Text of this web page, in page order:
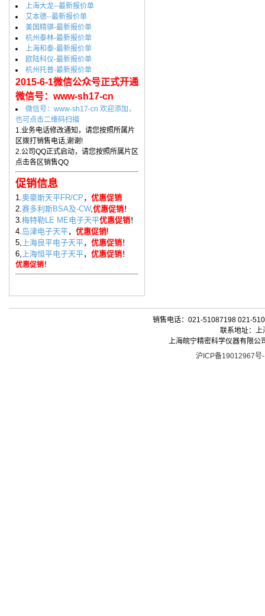
上海大龙--最新报价单
艾本德--最新报价单
美国精骐-最新报价单
杭州泰林-最新报价单
上海和泰-最新报价单
欧陆科仪-最新报价单
杭州托普-最新报价单
2015-6-1微信公众号正式开通
微信号：www-sh17-cn
微信号：www-sh17-cn 欢迎添加，
也可点击二维码扫描
1.业务电话修改通知，请您按照所属片
区拨打销售电话,谢谢!
2.公司QQ正式启动，请您按照所属片区
点击各区销售QQ
促销信息
1. 奥豪斯天平FR/CP ， 优惠促销
2. 赛多利斯BSA及-CW, 优惠促销！
3. 梅特勒LE ME电子天平优惠促销！
4. 岛津电子天平， 优惠促销!
5,
上海良平电子天平， 优惠促销！
6,
上海恒平电子天平， 优惠促销！
优惠促销！
销售电话：021-51087198 021-
联系地址：
上海皖宁精密科学仪器有限
沪ICP备19012967号